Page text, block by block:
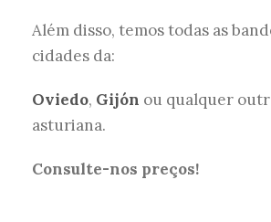
Além disso, temos todas as
cidades da:
Oviedo, Gijón ou qualquer
asturiana.
Consulte-nos preços!